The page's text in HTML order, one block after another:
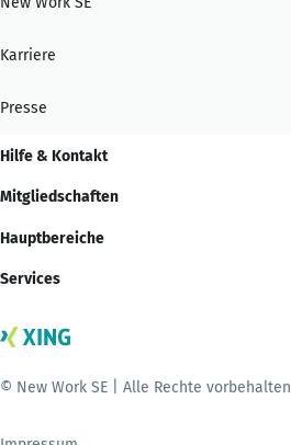
Karriere
Presse
Hilfe & Kontakt
Mitgliedschaften
Hauptbereiche
Services
© New Work SE | Alle Rechte vorbehalten